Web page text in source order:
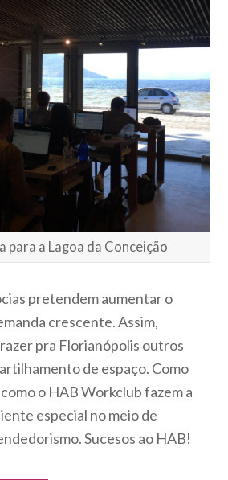
para a Lagoa da Conceição
pretendem aumentar o
crescente. Assim,
pra Florianópolis outros
de espaço. Como
o HAB Workclub fazem a
especial no meio de
Sucesos ao HAB!